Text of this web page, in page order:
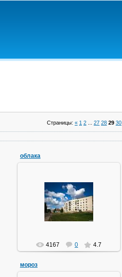
Страницы: « 1 2 27 28 29 30
облака
22.08.2010
вот такие вот облачные облака
alzot
4167 0 4.7
мороз